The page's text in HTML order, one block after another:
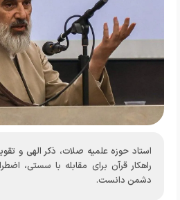
استاد حوزه علمیه صلات، ذکر الهی و
راهکار قرآن برای مقابله با سستی،
دشمن دانست.